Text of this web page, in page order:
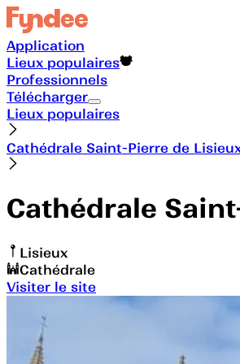
Application
Lieux populaires
Professionnels
Télécharger
Lieux populaires
Cathédrale Saint-Pierre de
Cathédrale
Lisieux
Cathédrale
Visiter le site